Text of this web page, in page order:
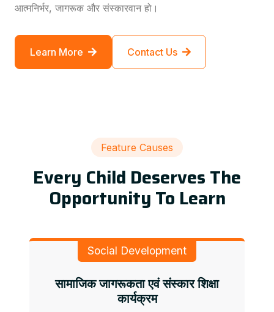
आत्मनिर्भर, जागरूक और संस्कारवान हो।
Learn More Contact Us
Feature Causes
Every Child Deserves The
Opportunity To Learn
Social Development
सामाजिक जागरूकता एवं संस्कार शिक्षा
कार्यक्रम